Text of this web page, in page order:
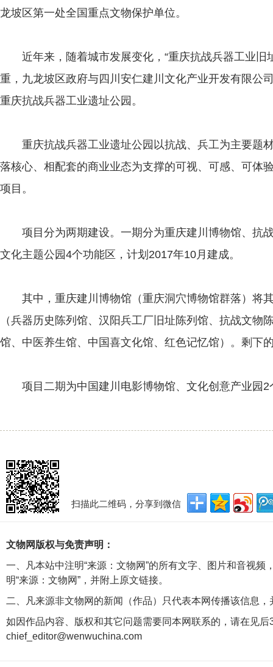
龙坡区第一处全国重点文物保护单位。
近年来，随着城市发展变化，“重庆抗战兵器工业旧
重，九龙坡区政府与四川安仁建川文化产业开发有限公
重庆抗战兵器工业遗址公园。
重庆抗战兵器工业遗址公园以抗战、兵工为主要题
落核心、相配套的商业业态为支撑的可视、可感、可体
项目。
项目分为两期建设。一期分为重庆建川博物馆、抗
文化主题公园4个功能区，计划2017年10月建成。
其中，重庆建川博物馆（重庆洞穴博物馆群落）将
（兵器历史陈列馆、汉阳兵工厂旧址陈列馆、抗战文物
馆、中医养生馆、中国喜文化馆、红色记忆馆）。剩下
项目二期为中国建川电影博物馆、文化创意产业园2
扫描此二维码，分享到微信
文物网版权与免责声明：
一、凡本站中注明“来源：文物网”的所有文字、图片和音视
明“来源：文物网”，并附上原文链接。
二、凡来源非文物网的新闻（作品）只代表本网传播该信息
如因作品内容、版权和其它问题需要同本网联系的，请在见后
chief_editor@wenwuchina.com